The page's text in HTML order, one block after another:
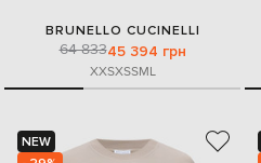
BRUNELLO CUCINELLI
64 83345 394 грн
XXSXSSML
NEW